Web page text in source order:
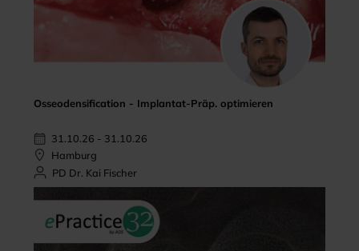
Osseodensification - Implantat-Präp. optimieren
31.10.26 - 31.10.26
Hamburg
PD Dr. Kai Fischer